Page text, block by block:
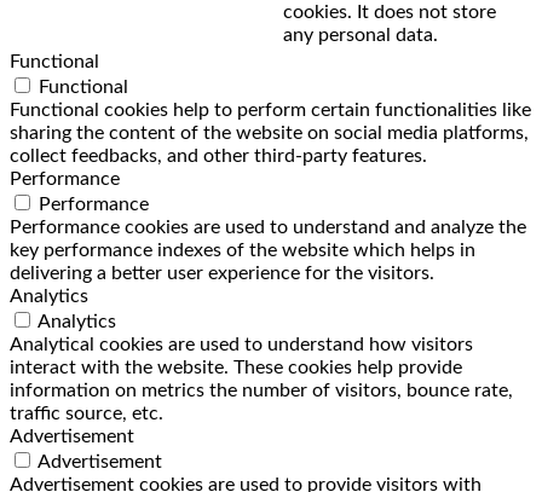
cookies. It does not store
any personal data.
Functional
Functional
Functional cookies help to perform certain functionalities like
sharing the content of the website on social media platforms,
collect feedbacks, and other third-party features.
Performance
Performance
Performance cookies are used to understand and analyze the
key performance indexes of the website which helps in
delivering a better user experience for the visitors.
Analytics
Analytics
Analytical cookies are used to understand how visitors
interact with the website. These cookies help provide
information on metrics the number of visitors, bounce rate,
traffic source, etc.
Advertisement
Advertisement
Advertisement cookies are used to provide visitors with